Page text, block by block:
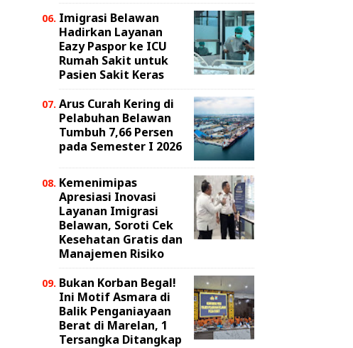
Imigrasi Belawan
Hadirkan Layanan
Eazy Paspor ke ICU
Rumah Sakit untuk
Pasien Sakit Keras
Arus Curah Kering di
Pelabuhan Belawan
Tumbuh 7,66 Persen
pada Semester I 2026
Kemenimipas
Apresiasi Inovasi
Layanan Imigrasi
Belawan, Soroti Cek
Kesehatan Gratis dan
Manajemen Risiko
Bukan Korban Begal!
Ini Motif Asmara di
Balik Penganiayaan
Berat di Marelan, 1
Tersangka Ditangkap